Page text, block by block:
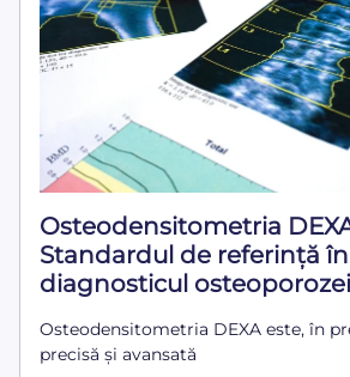
Osteodensitometria
Standardul de referință în
diagnosticul osteoporozei
Osteodensitometria DEXA este, în
precisă și avansată